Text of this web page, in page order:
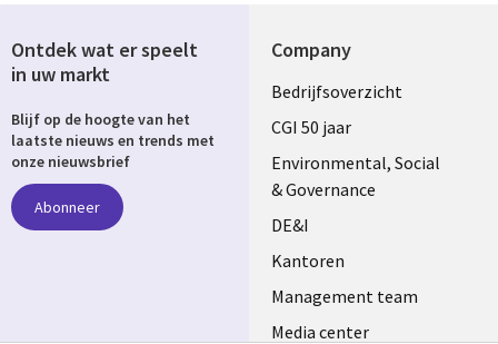
Company
Useful
links
NETHERLANDS
Bedrijfsoverzicht
CGI 50 jaar
Environmental, Social
& Governance
DE&I
Kantoren
Management team
Media center
Ontdek wat er speelt
in uw markt
Blijf op de hoogte van het
laatste nieuws en trends met
onze nieuwsbrief
Abonneer